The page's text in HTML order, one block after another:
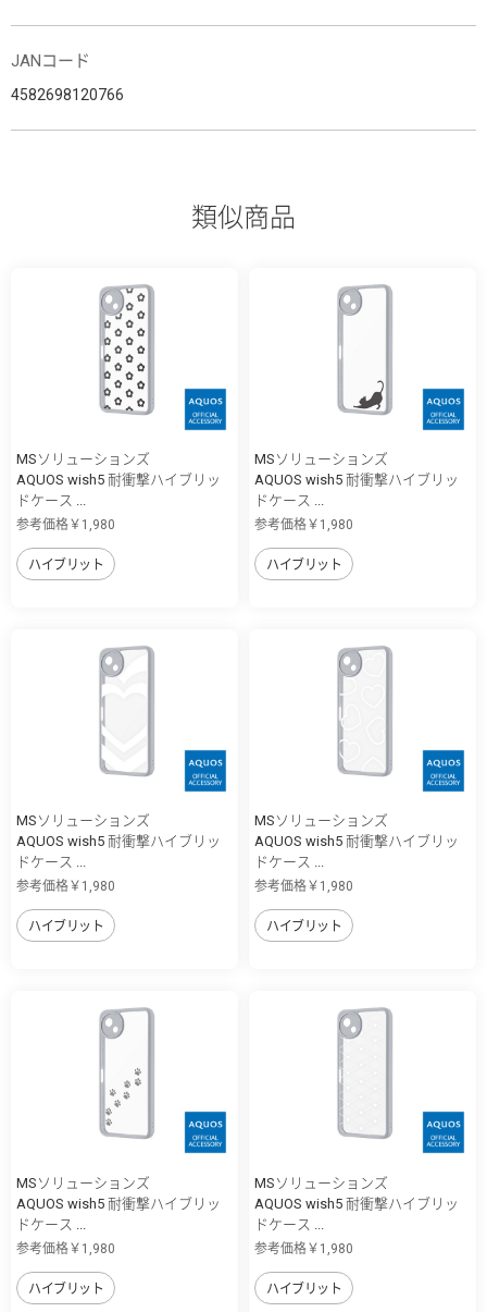
JANコード
4582698120766
類似商品
MSソリューションズ
AQUOS wish5 耐衝撃ハイブリッ
ドケース ...
参考価格￥1,980
ハイブリット
MSソリューションズ
AQUOS wish5 耐衝撃ハイブリッ
ドケース ...
参考価格￥1,980
ハイブリット
MSソリューションズ
AQUOS wish5 耐衝撃ハイブリッ
ドケース ...
参考価格￥1,980
ハイブリット
MSソリューションズ
AQUOS wish5 耐衝撃ハイブリッ
ドケース ...
参考価格￥1,980
ハイブリット
MSソリューションズ
AQUOS wish5 耐衝撃ハイブリッ
ドケース ...
参考価格￥1,980
ハイブリット
MSソリューションズ
AQUOS wish5 耐衝撃ハイブリッ
ドケース ...
参考価格￥1,980
ハイブリット